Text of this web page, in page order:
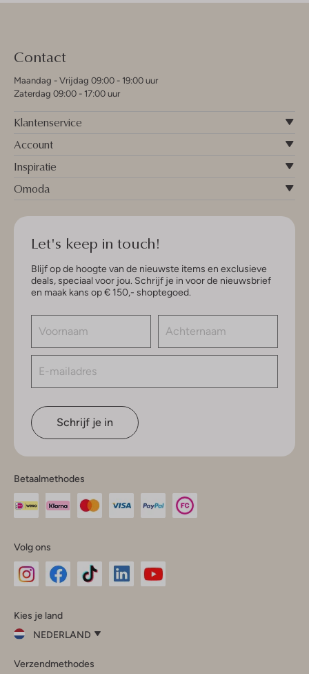
Contact
Maandag - Vrijdag 09:00 - 19:00 uur
Zaterdag 09:00 - 17:00 uur
Klantenservice
Account
Inspiratie
Omoda
Let's keep in touch!
Blijf op de hoogte van de nieuwste items en exclusieve
deals, speciaal voor jou. Schrijf je in voor de nieuwsbrief
en maak kans op € 150,- shoptegoed.
Schrijf je in
Betaalmethodes
Volg ons
InstagramFacebook
Kies je land
NEDERLAND
je
Verzendmethodes